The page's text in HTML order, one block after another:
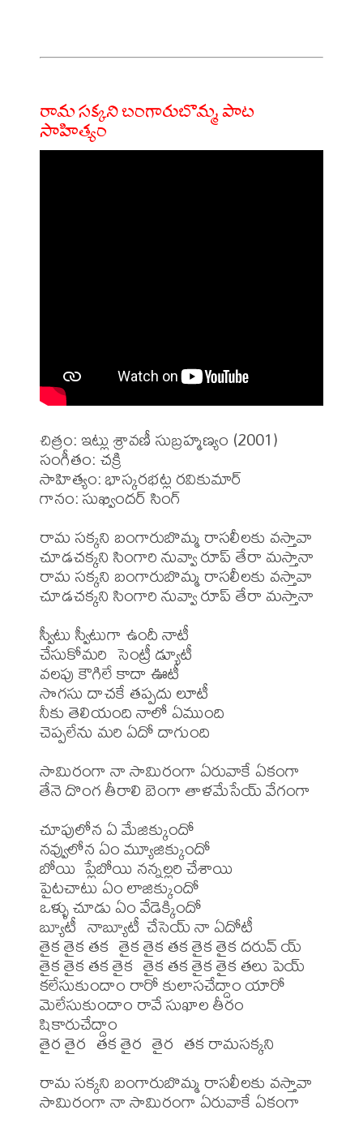
రామ సక్కని బంగారుబొమ్మ పాట
సాహిత్యం
చిత్రం: ఇట్లు శ్రావణీ సుబ్రహ్మణ్యం (2001)
సంగీతం: చక్రి
సాహిత్యం: భాస్కరభట్ల రవికుమార్
గానం: సుఖ్విందర్ సింగ్
రామ సక్కని బంగారుబొమ్మ రాసలీలకు వస్తావా
చూడచక్కని సింగారి నువ్వా రూప్ తేరా మస్తానా
రామ సక్కని బంగారుబొమ్మ రాసలీలకు వస్తావా
చూడచక్కని సింగారి నువ్వా రూప్ తేరా మస్తానా
స్వీటు స్వీటుగా ఉందీ నాటీ
చేసుకోమరి  సెంట్రీ డ్యూటీ
వలపు కౌగిలే కాదా ఊటీ
సొగసు దాచకే తప్పదు లూటీ
నీకు తెలియంది నాలో ఏముంది
చెప్పలేను మరి ఏదో దాగుంది
సామిరంగా నా సామిరంగా ఏరువాకే ఏకంగా
తేనె దొంగ తీరాలి బెంగా తాళమేసేయ్ వేగంగా
చూపులోన ఏ మేజిక్కుందో
నవ్వులోన ఏం మ్యూజిక్కుందో
బోయి  ప్లేబోయి నన్నల్లరి చేశాయి
పైటచాటు ఏం లాజిక్కుందో
ఒళ్ళు చూడు ఏం వేడెక్కిందో
బ్యూటీ  నాబ్యూటీ చేసెయ్ నా ఏదోటీ
తైక తైక తక  తైక తైక తక తైక తైక దరువ్ య్
తైక తైక తక తైక  తైక తక తైక తైక తలు పెయ్
కలేసుకుందాం రారో కులాసచేద్దాం యారో
మెలేసుకుందాం రావే సుఖాల తీరం
షికారుచేద్దాం
తైర తైర  తక తైర  తైర  తక రామసక్కని
రామ సక్కని బంగారుబొమ్మ రాసలీలకు వస్తావా
సామిరంగా నా సామిరంగా ఏరువాకే ఏకంగా